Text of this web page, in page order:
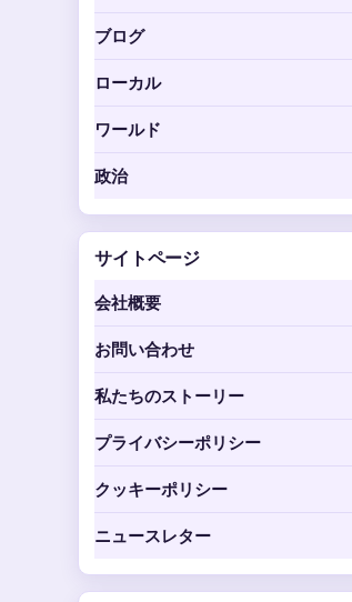
ブログ
ローカル
ワールド
政治
サイトページ
会社概要
お問い合わせ
私たちのストーリー
プライバシーポリシー
クッキーポリシー
ニュースレター